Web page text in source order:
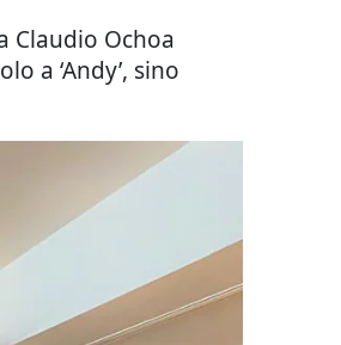
Claudio Ochoa
a ‘Andy’, sino